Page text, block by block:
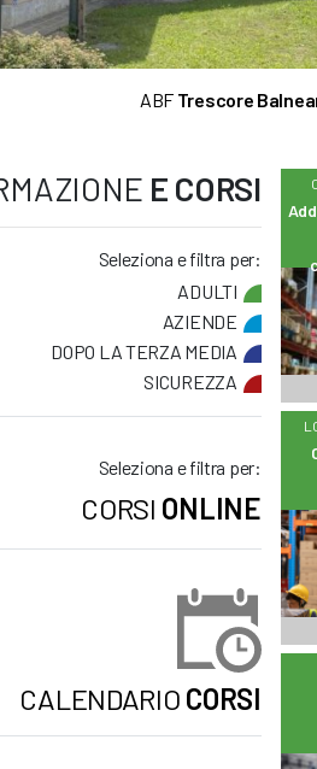
ABF Trescore
E CORSI
Seleziona e filtra per:
ADULTI
AZIENDE
DOPO LA TERZA MEDIA
SICUREZZA
Seleziona e filtra per:
CORSI ONLINE
CALENDARIO CORSI